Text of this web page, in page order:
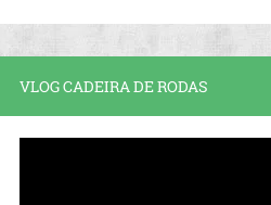
VLOG CADEIRA DE RODAS